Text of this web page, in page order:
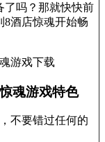
了吗？那就快快前
8酒店惊魂开始畅
魂游戏特色
不要错过任何的